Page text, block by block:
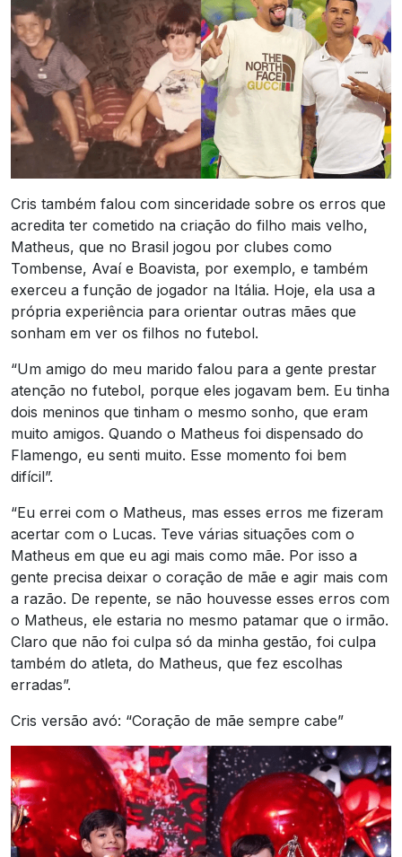
Cris também falou com sinceridade sobre os erros que
acredita ter cometido na criação do filho mais velho,
Matheus, que no Brasil jogou por clubes como
Tombense, Avaí e Boavista, por exemplo, e também
exerceu a função de jogador na Itália. Hoje, ela usa a
própria experiência para orientar outras mães que
sonham em ver os filhos no futebol.
“Um amigo do meu marido falou para a gente prestar
atenção no futebol, porque eles jogavam bem. Eu tinha
dois meninos que tinham o mesmo sonho, que eram
muito amigos. Quando o Matheus foi dispensado do
Flamengo, eu senti muito. Esse momento foi bem
difícil”.
“Eu errei com o Matheus, mas esses erros me fizeram
acertar com o Lucas. Teve várias situações com o
Matheus em que eu agi mais como mãe. Por isso a
gente precisa deixar o coração de mãe e agir mais com
a razão. De repente, se não houvesse esses erros com
o Matheus, ele estaria no mesmo patamar que o irmão.
Claro que não foi culpa só da minha gestão, foi culpa
também do atleta, do Matheus, que fez escolhas
erradas”.
Cris versão avó: “Coração de mãe sempre cabe”